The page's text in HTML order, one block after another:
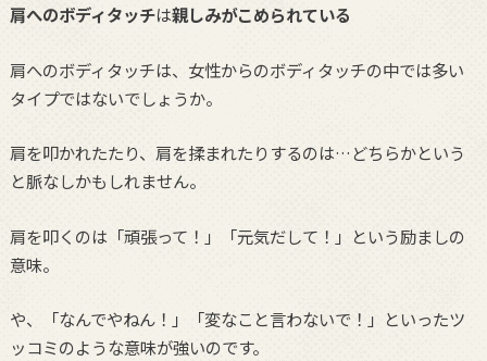
肩へのボディタッチは親しみがこめられている
肩へのボディタッチは、女性からのボディタッチの中では多い
タイプではないでしょうか。
肩を叩かれたたり、肩を揉まれたりするのは…どちらかという
と脈なしかもしれません。
肩を叩くのは「頑張って！」「元気だして！」という励ましの
意味。
や、「なんでやねん！」「変なこと言わないで！」といったツ
ッコミのような意味が強いのです。